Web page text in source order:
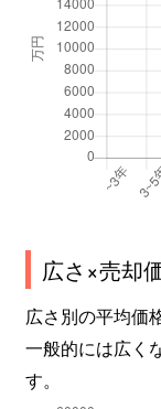
広さ×売却
広さ別の平均価
一般的には広く
す。